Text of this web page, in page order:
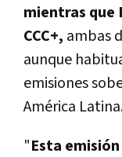
mientras que
CCC+, ambas
aunque
emisiones
América
"Esta